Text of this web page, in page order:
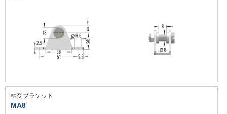
軸受ブラケット
MA8